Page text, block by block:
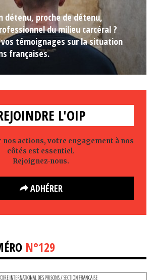
détenu, proche de détenu,
du milieu carcéral ?
vos témoignages sur la situation
françaises.
L'OIP
nos actions, votre engagement à nos
côtés est essentiel.
Rejoignez-nous.
ADHÉRER
N°129